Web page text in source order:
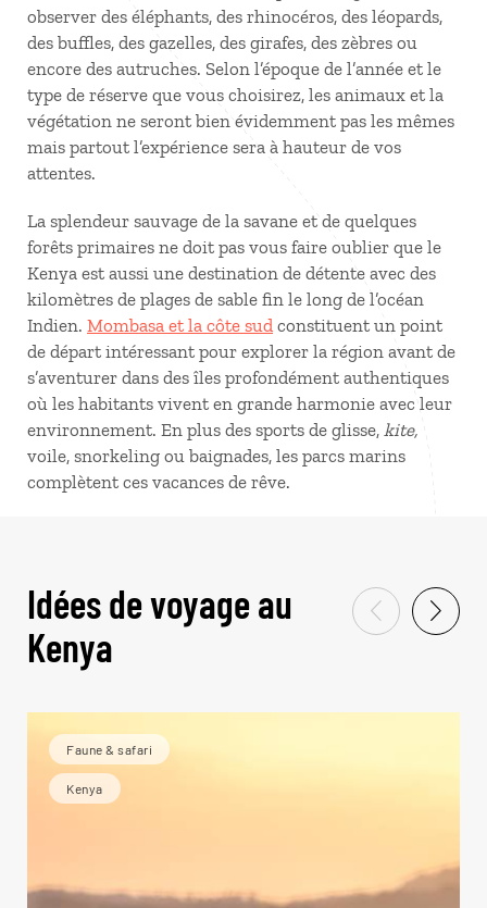
observer des éléphants, des rhinocéros, des léopards,
des buffles, des gazelles, des girafes, des zèbres ou
encore des autruches. Selon l’époque de l’année et le
type de réserve que vous choisirez, les animaux et la
végétation ne seront bien évidemment pas les mêmes
mais partout l’expérience sera à hauteur de vos
attentes.
La splendeur sauvage de la savane et de quelques
forêts primaires ne doit pas vous faire oublier que le
Kenya est aussi une destination de détente avec des
kilomètres de plages de sable fin le long de l’océan
Indien. Mombasa et la côte sud constituent un point
de départ intéressant pour explorer la région avant de
s’aventurer dans des îles profondément authentiques
où les habitants vivent en grande harmonie avec leur
environnement. En plus des sports de glisse, kite,
voile, snorkeling ou baignades, les parcs marins
complètent ces vacances de rêve.
Idées de voyage au
Kenya
Faune & safari
Kenya